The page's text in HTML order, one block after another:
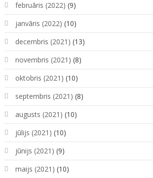
februāris (2022) (9)
janvāris (2022) (10)
decembris (2021) (13)
novembris (2021) (8)
oktobris (2021) (10)
septembris (2021) (8)
augusts (2021) (10)
jūlijs (2021) (10)
jūnijs (2021) (9)
maijs (2021) (10)